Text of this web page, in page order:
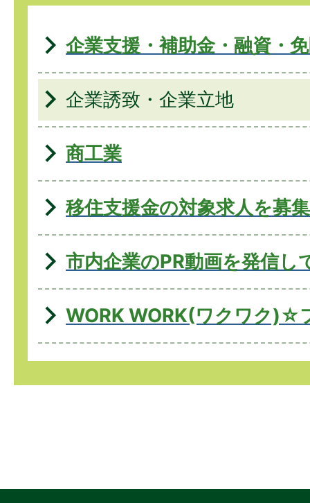
企業支援・補助金・融資・
企業誘致・企業立地
商工業
移住支援金の対象求人を募
市内企業のPR動画を発信し
WORK WORK(ワクワク)☆